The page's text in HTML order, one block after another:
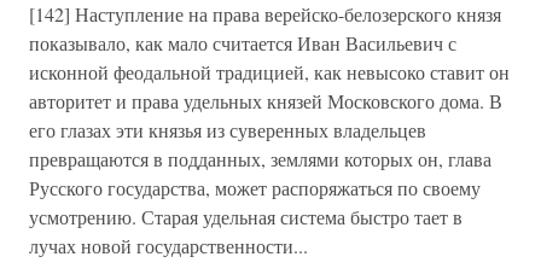
[142] Наступление на права верейско-белозерского князя
показывало, как мало считается Иван Васильевич с
исконной феодальной традицией, как невысоко ставит он
авторитет и права удельных князей Московского дома. В
его глазах эти князья из суверенных владельцев
превращаются в подданных, землями которых он, глава
Русского государства, может распоряжаться по своему
усмотрению. Старая удельная система быстро тает в
лучах новой государственности...